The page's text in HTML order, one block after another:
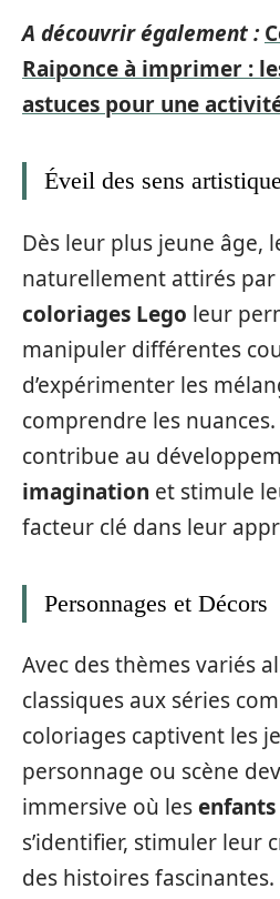
A découvrir également :
Raiponce à imprimer :
astuces pour une
Éveil des sens
Dès leur plus jeune âge,
naturellement attirés par
coloriages Lego leur
manipuler différentes
d’expérimenter les
comprendre les
contribue au
imagination et stimule
facteur clé dans leur
Personnages et Décors
Avec des thèmes variés
classiques aux séries
coloriages captivent les
personnage ou scène
immersive où lesenfants
s’identifier, stimuler leur
des histoires fascinantes.